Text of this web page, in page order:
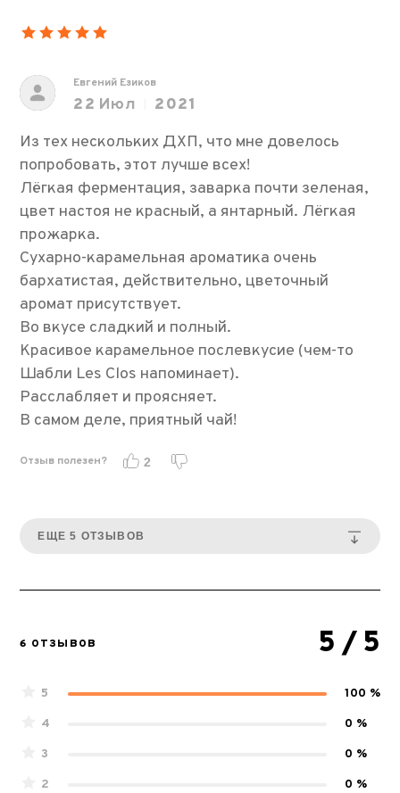
Евгений Езиков
22 Июл
2021
Из тех нескольких ДХП, что мне довелось
попробовать, этот лучше всех!
Лёгкая ферментация, заварка почти зеленая,
цвет настоя не красный, а янтарный. Лёгкая
прожарка.
Сухарно-карамельная ароматика очень
бархатистая, действительно, цветочный
аромат присутствует.
Во вкусе сладкий и полный.
Красивое карамельное послевкусие (чем-то
Шабли Les Clos напоминает).
Расслабляет и проясняет.
В самом деле, приятный чай!
Отзыв полезен? 2
ЕЩЕ 5 ОТЗЫВОВ
6 ОТЗЫВОВ 5 / 5
5
100 %
4
0 %
3
0 %
2
0 %